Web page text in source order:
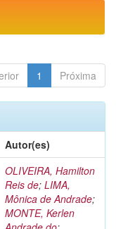
1 Próxima
Autor(es)
OLIVEIRA, Hamilton
Reis de; LIMA,
Mônica de Andrade;
MONTE, Kerlen